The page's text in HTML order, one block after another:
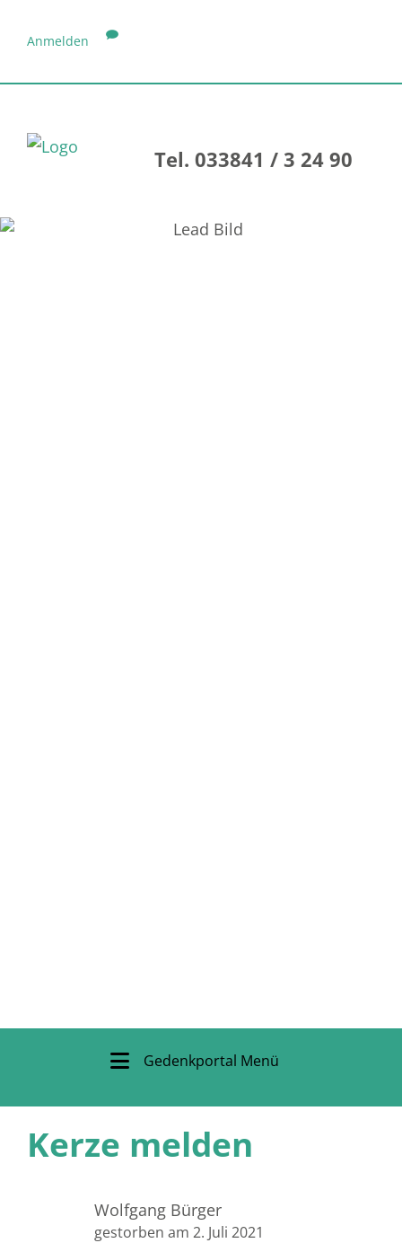
Anmelden
Tel. 033841 / 3 24 90
Gedenkportal Menü
Kerze melden
Wolfgang Bürger
gestorben am 2. Juli 2021